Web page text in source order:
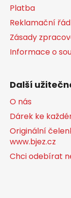
Platba
Reklamační řád
Zásady
Informace o
Další
O nás
Dárek ke
Originální
www.bjez.cz
Chci odebírat